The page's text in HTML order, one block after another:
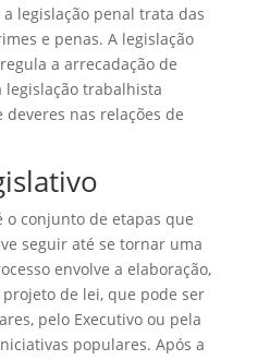
legislação penal trata das
e penas. A legislação
a arrecadação de
trabalhista
nas relações de
o conjunto de etapas que
seguir até se tornar uma
envolve a elaboração,
de lei, que pode ser
pelo Executivo ou pela
populares. Após a